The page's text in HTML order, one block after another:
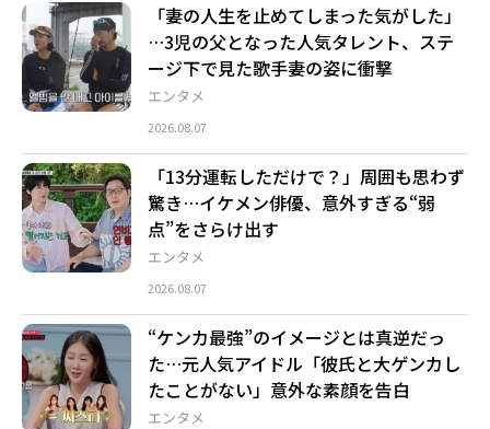
エンタメ
「妻の人生を止めてしまった気がした」
…3児の父となった人気タレント、ステ
ージ下で見た歌手妻の姿に衝撃
2026.08.07
エンタメ
「13分運転しただけで？」周囲も思わず
驚き…イケメン俳優、意外すぎる“弱
点”をさらけ出す
2026.08.07
エンタメ
“ケンカ最強”のイメージとは真逆だっ
た…元人気アイドル「彼氏と大ゲンカし
たことがない」意外な素顔を告白